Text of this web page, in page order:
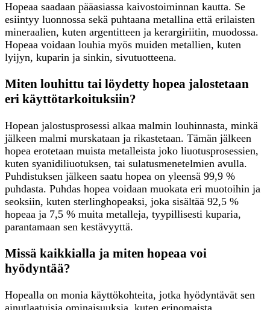
Hopeaa saadaan pääasiassa kaivostoiminnan kautta. Se
esiintyy luonnossa sekä puhtaana metallina että erilaisten
mineraalien, kuten argentitteen ja kerargiriitin, muodossa.
Hopeaa voidaan louhia myös muiden metallien, kuten
lyijyn, kuparin ja sinkin, sivutuotteena.
Miten louhittu tai löydetty hopea jalostetaan
eri käyttötarkoituksiin?
Hopean jalostusprosessi alkaa malmin louhinnasta, minkä
jälkeen malmi murskataan ja rikastetaan. Tämän jälkeen
hopea erotetaan muista metalleista joko liuotusprosessien,
kuten syanidiliuotuksen, tai sulatusmenetelmien avulla.
Puhdistuksen jälkeen saatu hopea on yleensä 99,9 %
puhdasta. Puhdas hopea voidaan muokata eri muotoihin ja
seoksiin, kuten sterlinghopeaksi, joka sisältää 92,5 %
hopeaa ja 7,5 % muita metalleja, tyypillisesti kuparia,
parantamaan sen kestävyyttä.
Missä kaikkialla ja miten hopeaa voi
hyödyntää?
Hopealla on monia käyttökohteita, jotka hyödyntävät sen